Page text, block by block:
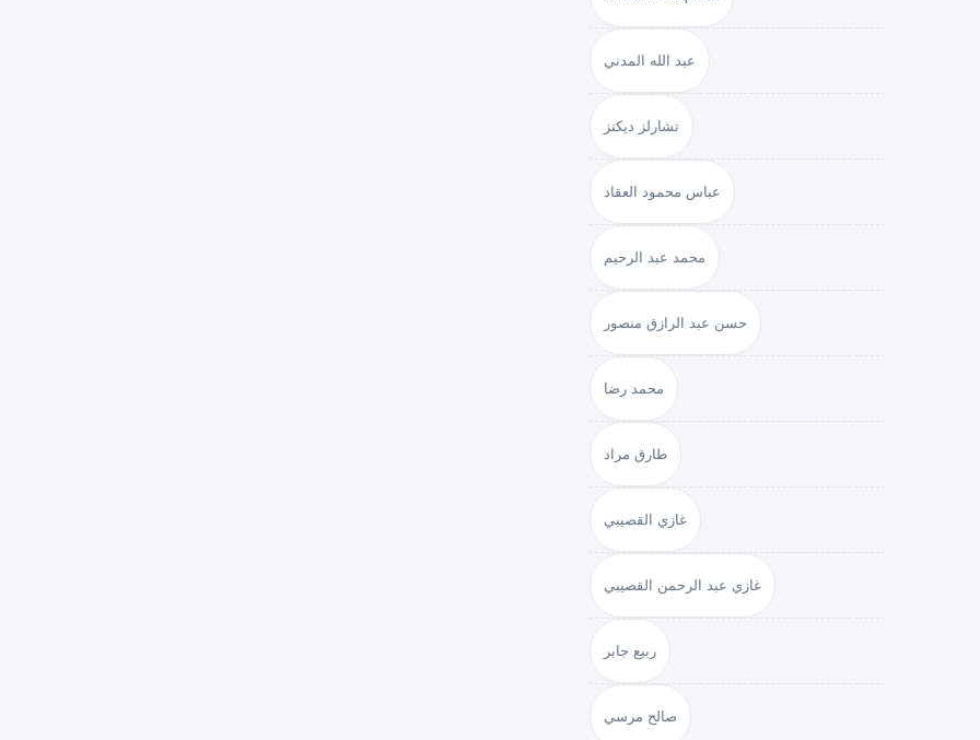
عبد الله المدني
تشارلز ديكنز
عباس محمود العقاد
محمد عبد الرحيم
حسن عبد الرازق منصور
محمد رضا
طارق مراد
غازي القصيبي
غازي عبد الرحمن القصيبي
ربيع جابر
صالح مرسي